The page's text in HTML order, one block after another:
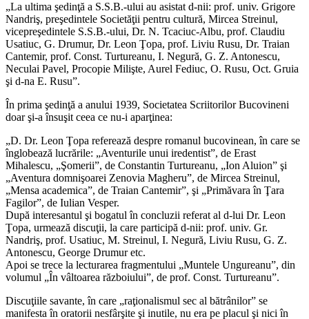
„La ultima şedinţă a S.S.B.-ului au asistat d-nii: prof. univ. Grigore
Nandriş, preşedintele Societăţii pentru cultură, Mircea Streinul,
vicepreşedintele S.S.B.-ului, Dr. N. Tcaciuc-Albu, prof. Claudiu
Usatiuc, G. Drumur, Dr. Leon Ţopa, prof. Liviu Rusu, Dr. Traian
Cantemir, prof. Const. Turtureanu, I. Negură, G. Z. Antonescu,
Neculai Pavel, Procopie Milişte, Aurel Fediuc, O. Rusu, Oct. Gruia
şi d-na E. Rusu”.
În prima şedinţă a anului 1939, Societatea Scriitorilor Bucovineni
doar şi-a însuşit ceea ce nu-i aparţinea:
„D. Dr. Leon Ţopa referează despre romanul bucovinean, în care se
înglobează lucrările: „Aventurile unui iredentist”, de Erast
Mihalescu, „Şomerii”, de Constantin Turtureanu, „Ion Aluion” şi
„Aventura domnişoarei Zenovia Magheru”, de Mircea Streinul,
„Mensa academica”, de Traian Cantemir”, şi „Primăvara în Ţara
Fagilor”, de Iulian Vesper.
După interesantul şi bogatul în concluzii referat al d-lui Dr. Leon
Ţopa, urmează discuţii, la care participă d-nii: prof. univ. Gr.
Nandriş, prof. Usatiuc, M. Streinul, I. Negură, Liviu Rusu, G. Z.
Antonescu, George Drumur etc.
Apoi se trece la lecturarea fragmentului „Muntele Ungureanu”, din
volumul „În vâltoarea războiului”, de prof. Const. Turtureanu”.
Discuţiile savante, în care „raţionalismul sec al bătrânilor” se
manifesta în oratorii nesfârşite şi inutile, nu era pe placul şi nici în